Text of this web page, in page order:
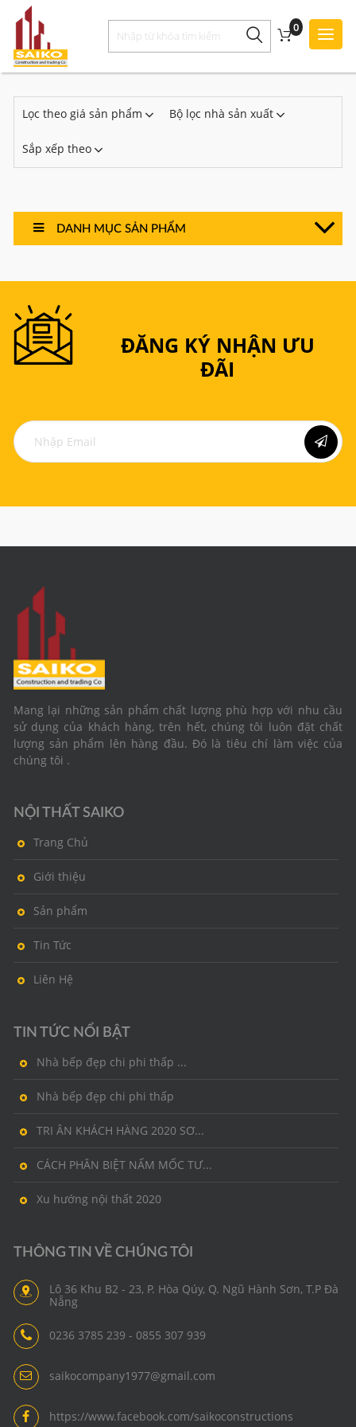
Styles
0
Lọc theo giá sản phẩm Bộ lọc nhà sản xuất
Sắp xếp theo
DANH MỤC SẢN PHẨM
ĐĂNG KÝ NHẬN ƯU
ĐÃI
Mang lại những sản phẩm chất lượng phù hợp với nhu cầu
sử dụng của khách hàng, trên hết, chúng tôi luôn đặt chất
lượng sản phẩm lên hàng đầu. Đó là tiêu chí làm việc của
chúng tôi .
NỘI THẤT SAIKO
Trang Chủ
Giới thiệu
Sản phẩm
Tin Tức
Liên Hệ
TIN TỨC NỔI BẬT
Nhà bếp đẹp chi phi thấp ...
Nhà bếp đẹp chi phi thấp
TRI ÂN KHÁCH HÀNG 2020 SƠ...
CÁCH PHÂN BIỆT NẤM MỐC TƯ...
Xu hướng nội thất 2020
THÔNG TIN VỀ CHÚNG TÔI
Lô 36 Khu B2 - 23, P. Hòa Qúy, Q. Ngũ Hành Sơn, T.P Đà
Nẵng
0236 3785 239 - 0855 307 939
saikocompany1977@gmail.com
https://www.facebook.com/saikoconstructions